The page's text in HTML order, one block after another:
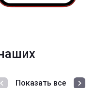
Показать все